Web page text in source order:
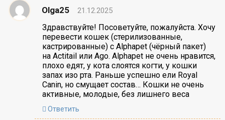
Olga25 21.12.2025
Здравствуйте! Посоветуйте, пожалуйста. Хочу
перевести кошек (стерилизованные,
кастрированные) с Alphapet (чёрный пакет)
на Actitail или Ago. Alphapet не очень нравится,
плохо едят, у кота слоятся когти, у кошки
запах изо рта. Раньше успешно ели Royal
Canin, но смущает состав… Кошки не очень
активные, молодые, без лишнего веса
Ответить